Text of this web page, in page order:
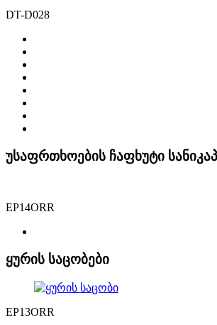
DT-D028
უსაფრთხოების ჩაფხუტი
EP14ORR
ყურის საცობები
EP13ORR